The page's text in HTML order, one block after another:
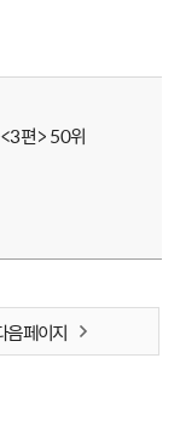
편> 50위
음 페이지